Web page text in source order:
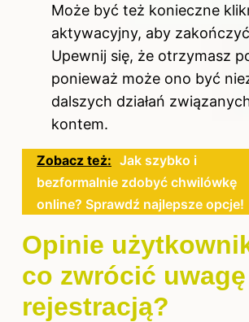
Może być też konieczne
aktywacyjny, aby
Upewnij się, że otrzymasz
ponieważ może ono być
dalszych działań
kontem.
Zobacz też: Jak szybko i
bezformalnie zdobyć chwilówkę
online? Sprawdź najlepsze opcje!
Opinie
co zwrócić
rejestracją?